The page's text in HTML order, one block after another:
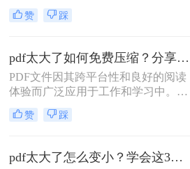
还可能影响传输速度。那么pdf文件怎
么压缩大小呢？本文将介绍三种有效
赞 踩
pdf太大了如何免费压缩？分享二种压缩方法！
PDF文件因其跨平台性和良好的阅读
体验而广泛应用于工作和学习中。然
而，有时PDF文件体积过大，不仅占
用存储空间，还会影响传输速度。那
介绍两种免费压缩PDF文件的方法。
赞 踩
pdf太大了怎么变小？学会这3个方法就够了！